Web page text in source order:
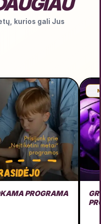
kurios gali Jus
PROGRAMA